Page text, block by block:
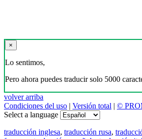
×
Lo sentimos,
Pero ahora puedes traducir solo 5000
volver arriba
Condiciones del uso | Versión total | ©
Select a language
traducción inglesa, traducción rusa,